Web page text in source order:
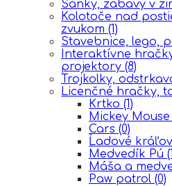
Sánky, zábavy v
Kolotoče nad
zvukom (1)
Stavebnice, lego,
Interaktívne
projektory (8)
Trojkolky,
Licenčné hračky,
Krtko (1)
Mickey Mouse
Cars (0)
Ĺadové
Medvedík Pú
Máša a
Paw patrol (0)